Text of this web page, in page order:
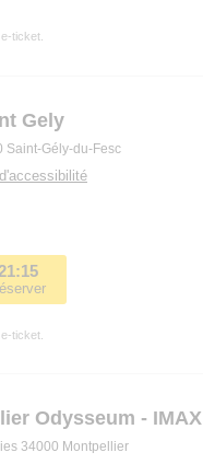
ticket.
Gely
Saint-Gély-du-Fesc
ticket.
Odysseum - IMAX
34000 Montpellier